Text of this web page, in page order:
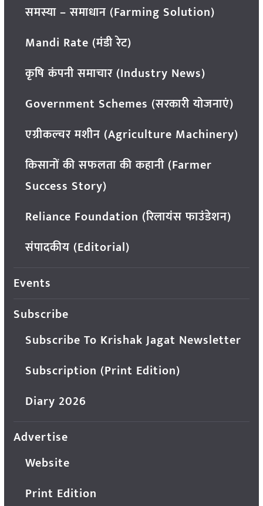
समस्या – समाधान (Farming Solution)
Mandi Rate (मंडी रेट)
कृषि कंपनी समाचार (Industry News)
Government Schemes (सरकारी योजनाएं)
एग्रीकल्चर मशीन (Agriculture Machinery)
किसानों की सफलता की कहानी (Farmer
Success Story)
Reliance Foundation (रिलायंस फाउंडेशन)
संपादकीय (Editorial)
Events
Subscribe
Subscribe To Krishak Jagat Newsletter
Subscription (Print Edition)
Diary 2026
Advertise
Website
Print Edition